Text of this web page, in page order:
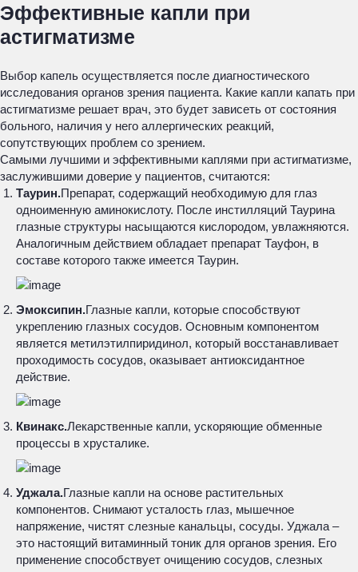
Эффективные капли при
астигматизме
Выбор капель осуществляется после диагностического
исследования органов зрения пациента. Какие капли капать при
астигматизме решает врач, это будет зависеть от состояния
больного, наличия у него аллергических реакций,
сопутствующих проблем со зрением.
Самыми лучшими и эффективными каплями при астигматизме,
заслужившими доверие у пациентов, считаются:
Таурин.Препарат, содержащий необходимую для глаз
одноименную аминокислоту. После инстилляций Таурина
глазные структуры насыщаются кислородом, увлажняются.
Аналогичным действием обладает препарат Тауфон, в
составе которого также имеется Таурин.
Эмоксипин.Глазные капли, которые способствуют
укреплению глазных сосудов. Основным компонентом
является метилэтилпиридинол, который восстанавливает
проходимость сосудов, оказывает антиоксидантное
действие.
Квинакс.Лекарственные капли, ускоряющие обменные
процессы в хрусталике.
Уджала.Глазные капли на основе растительных
компонентов. Снимают усталость глаз, мышечное
напряжение, чистят слезные канальцы, сосуды. Уджала –
это настоящий витаминный тоник для органов зрения. Его
применение способствует очищению сосудов, слезных